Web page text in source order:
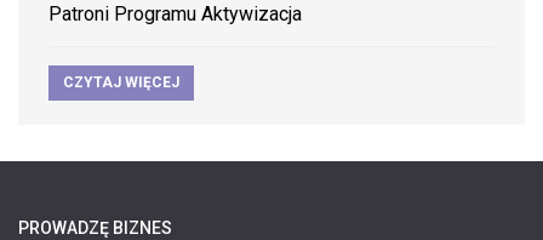
Patroni Programu Aktywizacja
CZYTAJ WIĘCEJ
PROWADZĘ BIZNES